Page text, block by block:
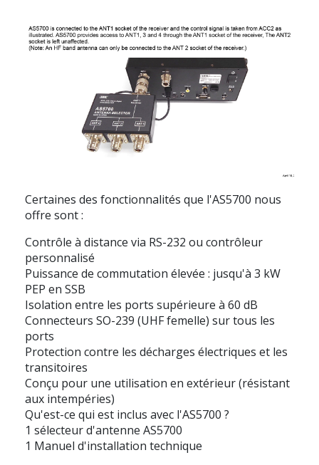
Certaines des fonctionnalités que l'AS5700 nous
offre sont :
Contrôle à distance via RS-232 ou contrôleur
personnalisé
Puissance de commutation élevée : jusqu'à 3 kW
PEP en SSB
Isolation entre les ports supérieure à 60 dB
Connecteurs SO-239 (UHF femelle) sur tous les
ports
Protection contre les décharges électriques et les
transitoires
Conçu pour une utilisation en extérieur (résistant
aux intempéries)
Qu'est-ce qui est inclus avec l'AS5700 ?
1 sélecteur d'antenne AS5700
1 Manuel d'installation technique